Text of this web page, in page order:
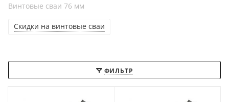
Винтовые сваи 76 мм
Скидки на винтовые сваи
ФИЛЬТР